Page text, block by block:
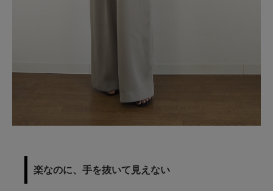
楽なのに、手を抜いて見えない